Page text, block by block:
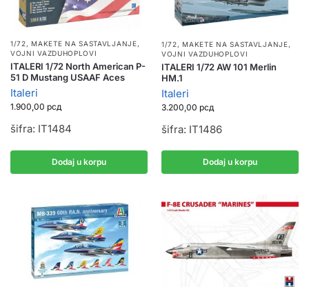
1/72,MAKETE NA SASTAVLJANJE,
VOJNI VAZDUHOPLOVI
ITALERI 1/72 North American P-
51 D Mustang USAAF Aces
Italeri
1.900,00 рсд
šifra: IT1484
Dodaj u korpu
1/72,MAKETE NA SASTAVLJANJE,
VOJNI VAZDUHOPLOVI
ITALERI 1/72 AW 101 Merlin
HM.1
Italeri
3.200,00 рсд
šifra: IT1486
Dodaj u korpu